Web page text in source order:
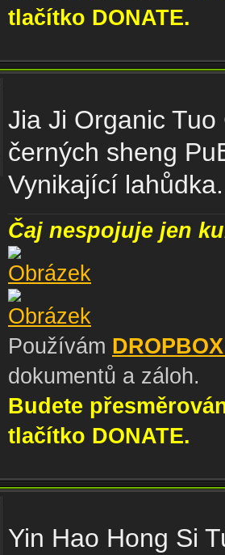
tlačítko DONATE.
Jia Ji Organic
černých sheng
Vynikající
Čaj nespojuje jen
Používám
dokumentů a záloh.
Budete
tlačítko DONATE.
Yin Hao Hong Si